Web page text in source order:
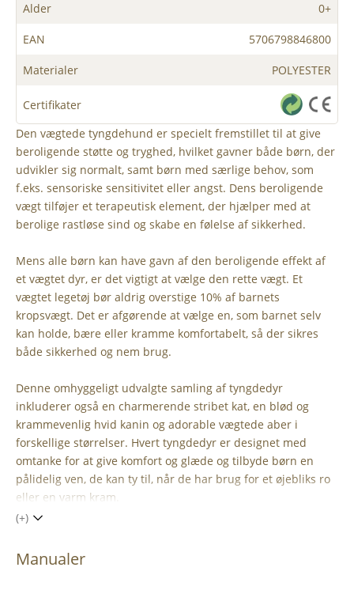
Alder 0+
EAN 5706798846800
Materialer POLYESTER
Certifikater
Den vægtede tyngdehund er specielt fremstillet til at give
beroligende støtte og tryghed, hvilket gavner både børn, der
udvikler sig normalt, samt børn med særlige behov, som
f.eks. sensoriske sensitivitet eller angst. Dens beroligende
vægt tilføjer et terapeutisk element, der hjælper med at
berolige rastløse sind og skabe en følelse af sikkerhed.
Mens alle børn kan have gavn af den beroligende effekt af
et vægtet dyr, er det vigtigt at vælge den rette vægt. Et
vægtet legetøj bør aldrig overstige 10% af barnets
kropsvægt. Det er afgørende at vælge en, som barnet selv
kan holde, bære eller kramme komfortabelt, så der sikres
både sikkerhed og nem brug.
Denne omhyggeligt udvalgte samling af tyngdedyr
inkluderer også en charmerende stribet kat, en blød og
krammevenlig hvid kanin og adorable vægtede aber i
forskellige størrelser. Hvert tyngdedyr er designet med
omtanke for at give komfort og glæde og tilbyde børn en
pålidelig ven, de kan ty til, når de har brug for et øjebliks ro
eller en varm kram.
(+)
Manualer